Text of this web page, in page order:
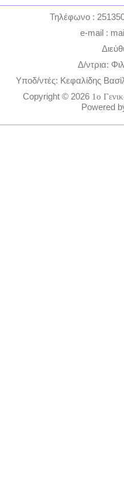
Τηλέφωνο :
e-mail :
Δ/ντρια:
Υποδ/ντές: Κεφαλίδης
Copyright © 2026 1ο
Powered